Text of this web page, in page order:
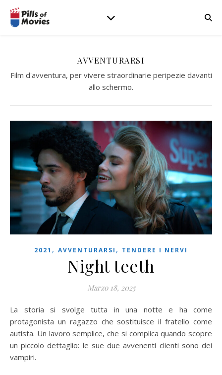
AVVENTURARSI
Film d'avventura, per vivere straordinarie peripezie davanti
allo schermo.
2021 , AVVENTURARSI , TENDERE I NERVI
Night teeth
Marzo 18, 2025
La storia si svolge tutta in una notte e ha come
protagonista un ragazzo che sostituisce il fratello come
autista. Un lavoro semplice, che si complica quando scopre
un piccolo dettaglio: le sue due avvenenti clienti sono dei
vampiri.